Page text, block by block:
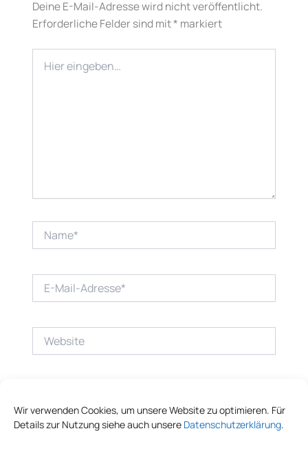
Wir verwenden Cookies, um unsere Website zu optimieren. Für
Details zur Nutzung siehe auch unsere Datenschutzerklärung.
Deine E-Mail-Adresse wird nicht veröffentlicht.
Erforderliche Felder sind mit* markiert
eingeben…
Mail-